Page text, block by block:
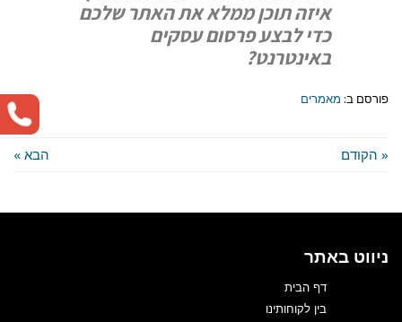
איזה תוכן ממלא את האתר שלכם
כדי לבצע פרסום עסקים
באינטרנט?
פורסם ב: מאמרים
« הקודם הבא »
ניווט באתר
דף הבית
בין לקוחותינו